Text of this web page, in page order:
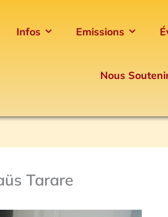
Infos Emissions
Nous
Tarare